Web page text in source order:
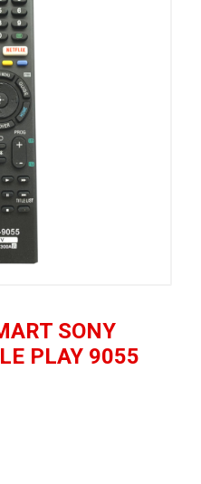
SONY
PLAY 9055